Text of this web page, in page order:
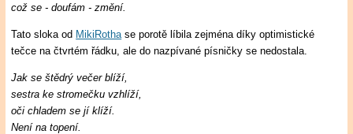
což se - doufám - změní.
Tato sloka od MikiRothase porotě líbila zejména díky optimistické
tečce na čtvrtém řádku, ale do nazpívané písničky se nedostala.
Jak se štědrý večer blíží,
sestra ke stromečku vzhlíží,
oči chladem se jí klíží.
Není na topení.